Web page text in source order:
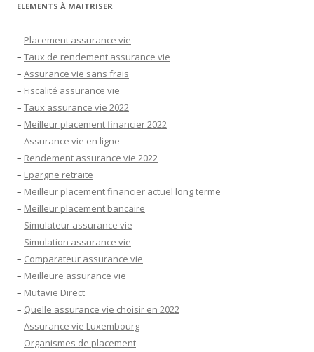
ELEMENTS À MAITRISER
– Placement assurance vie
– Taux de rendement assurance vie
– Assurance vie sans frais
– Fiscalité assurance vie
– Taux assurance vie 2022
– Meilleur placement financier 2022
– Assurance vie en ligne
– Rendement assurance vie 2022
– Epargne retraite
– Meilleur placement financier actuel long terme
– Meilleur placement bancaire
– Simulateur assurance vie
– Simulation assurance vie
– Comparateur assurance vie
– Meilleure assurance vie
– Mutavie Direct
– Quelle assurance vie choisir en 2022
– Assurance vie Luxembourg
– Organismes de placement